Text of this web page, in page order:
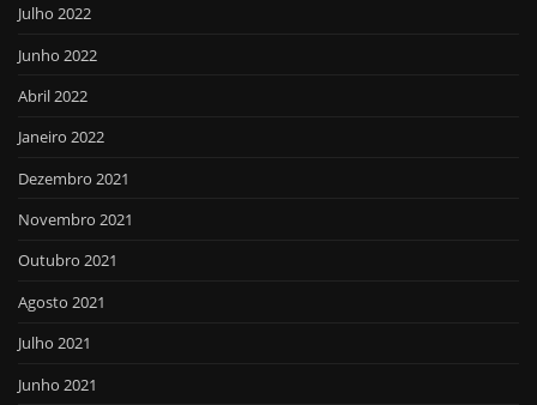
Julho 2022
Junho 2022
Abril 2022
Janeiro 2022
Dezembro 2021
Novembro 2021
Outubro 2021
Agosto 2021
Julho 2021
Junho 2021